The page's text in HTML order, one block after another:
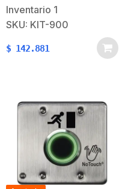
Inventario 1
SKU: KIT-900
$ 142.881